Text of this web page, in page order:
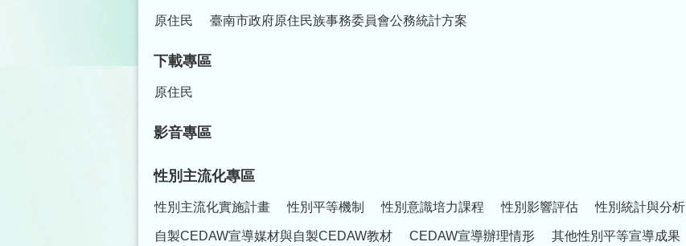
原住民 臺南市政府原住民族事務委員會公務統計方案
下載專區
原住民
影音專區
性別主流化專區
性別主流化實施計畫 性別平等機制 性別意識培力課程 性別影響評估 性別統計與分析
自製CEDAW宣導媒材與自製CEDAW教材 CEDAW宣導辦理情形 其他性別平等宣導成果